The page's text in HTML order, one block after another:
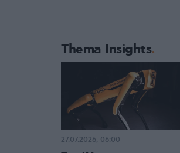
Thema Insights
27.07.2026, 06:00